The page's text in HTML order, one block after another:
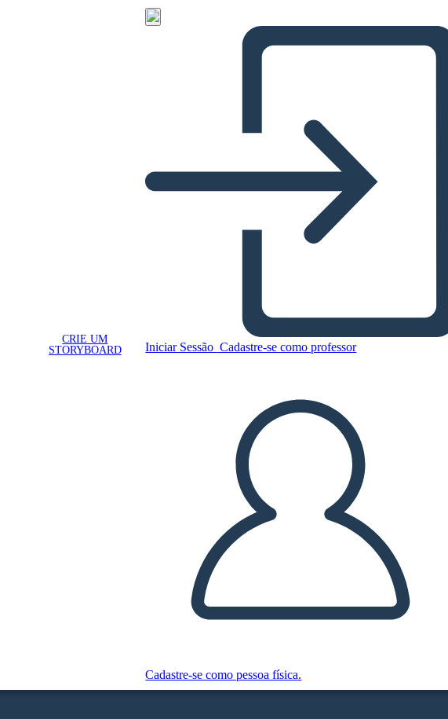
CRIE UM
STORYBOARD
Iniciar Sessão Cadastre-se como professor
Cadastre-se como pessoa física.